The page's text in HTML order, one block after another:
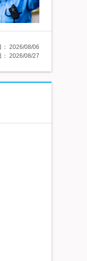
2026/08/06
2026/08/27